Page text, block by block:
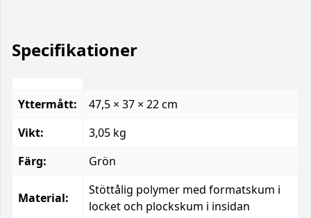
Specifikationer
Yttermått:
47,5 × 37 × 22 cm
Vikt:
3,05 kg
Färg:
Grön
Material:
Stöttålig polymer med formatskum i
locket och plockskum i insidan